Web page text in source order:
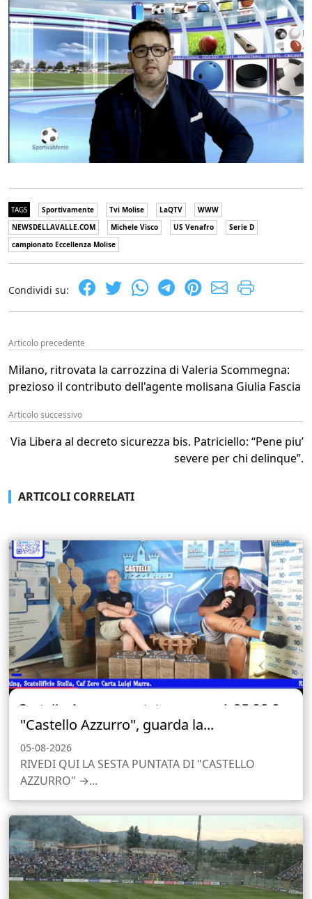
TAGS Sportivamente Tvi Molise LaQTV
WWW
NEWSDELLAVALLE.COM
Michele Visco US Venafro
Serie D
campionato Eccellenza Molise
Condividi su:
Articolo precedente
Milano, ritrovata la carrozzina di Valeria Scommegna:
prezioso il contributo dell'agente molisana Giulia Fascia
Articolo successivo
Via Libera al decreto sicurezza bis. Patriciello: “Pene piu’
severe per chi delinque”.
ARTICOLI CORRELATI
"Castello Azzurro", guarda la...
05-08-2026
RIVEDI QUI LA SESTA PUNTATA DI "CASTELLO
AZZURRO" →...